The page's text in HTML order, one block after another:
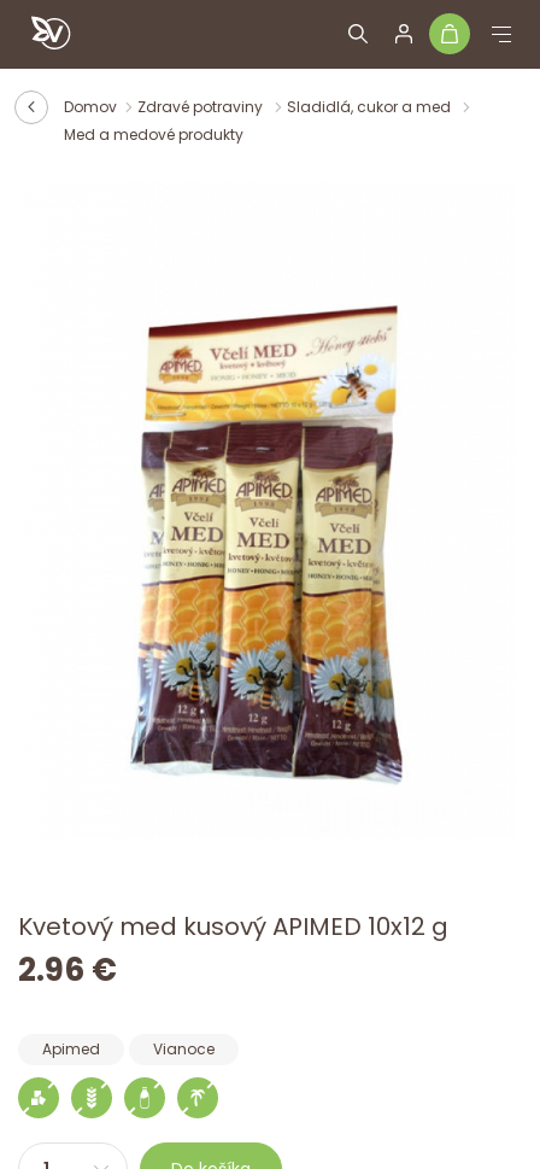
Domov Zdravé potraviny
Sladidlá, cukor a med
Med a medové produkty
Kvetový med kusový APIMED 10x12 g
2.96 €
Apimed Vianoce